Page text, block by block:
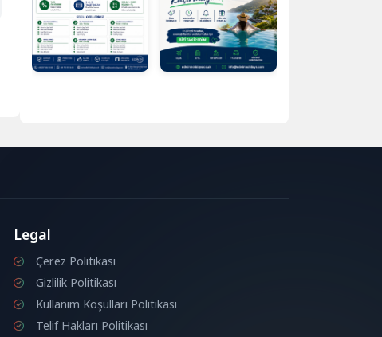
Legal
Çerez Politikası
Gizlilik Politikası
Kullanım Koşulları Politikası
Telif Hakları Politikası